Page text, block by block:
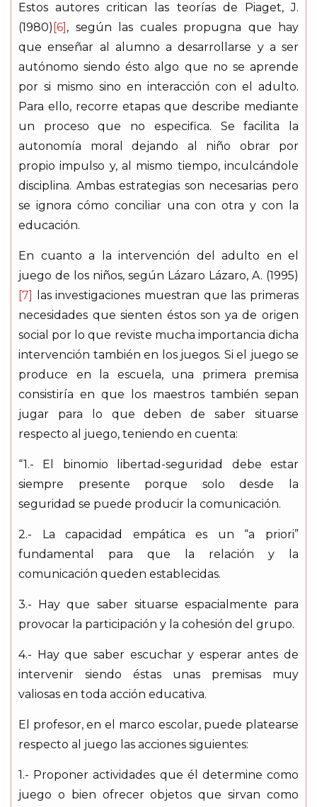
Estos autores critican las teorías de Piaget, J.
(1980) [6] , según las cuales propugna que hay
que enseñar al alumno a desarrollarse y a ser
autónomo siendo ésto algo que no se aprende
por si mismo sino en interacción con el adulto.
Para ello, recorre etapas que describe mediante
un proceso que no especifica. Se facilita la
autonomía moral dejando al niño obrar por
propio impulso y, al mismo tiempo, inculcándole
disciplina. Ambas estrategias son necesarias pero
se ignora cómo conciliar una con otra y con la
educación.
En cuanto a la intervención del adulto en el
juego de los niños, según Lázaro Lázaro, A. (1995)
[7]
las investigaciones muestran que las primeras
necesidades que sienten éstos son ya de origen
social por lo que reviste mucha importancia dicha
intervención también en los juegos. Si el juego se
produce en la escuela, una primera premisa
consistiría en que los maestros también sepan
jugar para lo que deben de saber situarse
respecto al juego, teniendo en cuenta:
“1.- El binomio libertad-seguridad debe estar
siempre presente porque solo desde la
seguridad se puede producir la comunicación.
2.- La capacidad empática es un “a priori”
fundamental para que la relación y la
comunicación queden establecidas.
3.- Hay que saber situarse espacialmente para
provocar la participación y la cohesión del grupo.
4.- Hay que saber escuchar y esperar antes de
intervenir siendo éstas unas premisas muy
valiosas en toda acción educativa.
El profesor, en el marco escolar, puede platearse
respecto al juego las acciones siguientes:
1.- Proponer actividades que él determine como
juego o bien ofrecer objetos que sirvan como